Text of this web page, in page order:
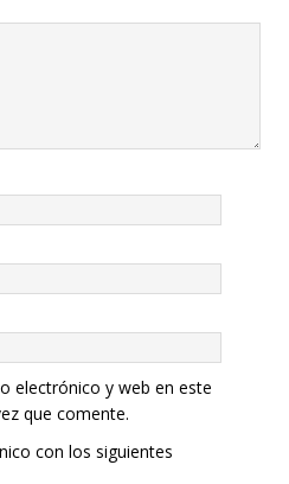
electrónico y web en este
que comente.
con los siguientes